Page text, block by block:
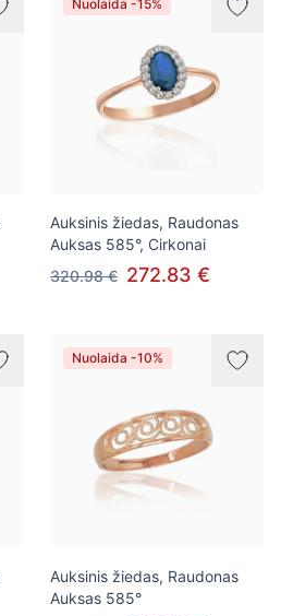
Nuolaida -15%
Auksinis žiedas, Raudonas
Auksas 585°, Cirkonai
320.98 € 272.83 €
Nuolaida -10%
Auksinis žiedas, Raudonas
Auksas 585°